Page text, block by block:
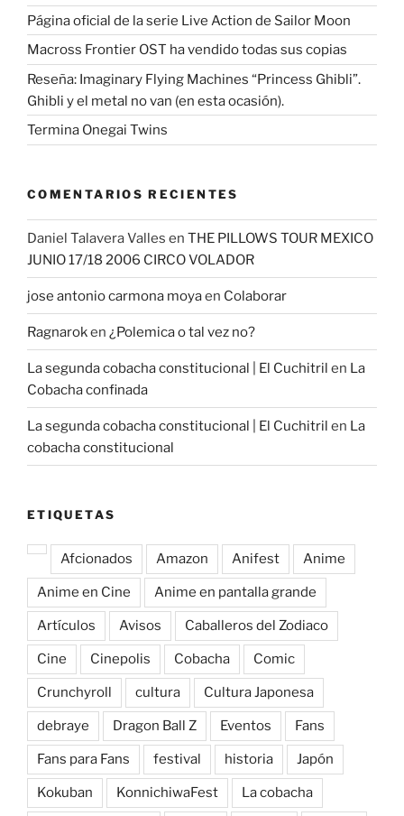
Página oficial de la serie Live Action de Sailor Moon
Macross Frontier OST ha vendido todas sus copias
Reseña: Imaginary Flying Machines “Princess Ghibli”.
Ghibli y el metal no van (en esta ocasión).
Termina Onegai Twins
COMENTARIOS RECIENTES
Daniel Talavera Valles en THE PILLOWS TOUR MEXICO
JUNIO 17/18 2006 CIRCO VOLADOR
jose antonio carmona moyaen Colaborar
Ragnaroken ¿Polemica o tal vez no?
La segunda cobacha constitucional | El Cuchitril en La
Cobacha confinada
La segunda cobacha constitucional | El Cuchitril en La
cobacha constitucional
ETIQUETAS
Afcionados Amazon Anifest Anime
Anime en Cine Anime en pantalla grande
Artículos Avisos Caballeros del Zodiaco
Cine Cinepolis Cobacha Comic
Crunchyroll cultura Cultura Japonesa
debraye Dragon Ball Z Eventos Fans
Fans para Fans festival historia Japón
Kokuban KonnichiwaFest La cobacha